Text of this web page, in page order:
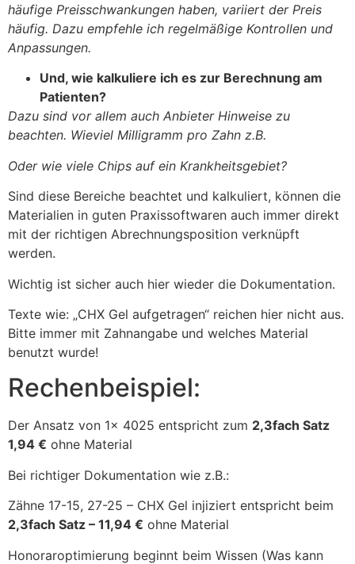
häufige Preisschwankungen haben, variiert der Preis
häufig. Dazu empfehle ich regelmäßige Kontrollen und
Anpassungen.
Und, wie kalkuliere ich es zur Berechnung am
Patienten?
Dazu sind vor allem auch Anbieter Hinweise zu
beachten. Wieviel Milligramm pro Zahn z.B.
Oder wie viele Chips auf ein Krankheitsgebiet?
Sind diese Bereiche beachtet und kalkuliert, können die
Materialien in guten Praxissoftwaren auch immer direkt
mit der richtigen Abrechnungsposition verknüpft
werden.
Wichtig ist sicher auch hier wieder die Dokumentation.
Texte wie: „CHX Gel aufgetragen“ reichen hier nicht aus.
Bitte immer mit Zahnangabe und welches Material
benutzt wurde!
Rechenbeispiel:
Der Ansatz von 1x 4025 entspricht zum 2,3fach Satz
1,94 € ohne Material
Bei richtiger Dokumentation wie z.B.:
Zähne 17-15, 27-25 – CHX Gel injiziert entspricht beim
2,3fach Satz – 11,94 € ohne Material
Honoraroptimierung beginnt beim Wissen (Was kann